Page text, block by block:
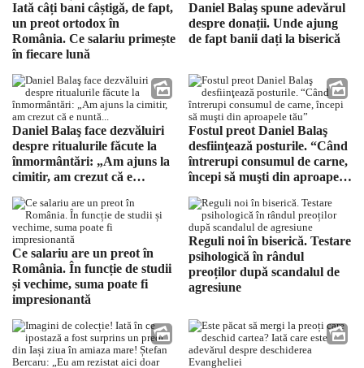
Iată câți bani câștigă, de fapt,
un preot ortodox în
România. Ce salariu primește
în fiecare lună
Daniel Balaş spune adevărul
despre donații. Unde ajung
de fapt banii dați la biserică
Daniel Balaş face dezvăluiri
despre ritualurile făcute la
înmormântări: „Am ajuns la
cimitir, am crezut că e
Fostul preot Daniel Balaş
desfiinţează posturile. “Când
întrerupi consumul de carne,
începi să muşti din aproapele
Ce salariu are un preot în
România. În funcție de studii
și vechime, suma poate fi
impresionantă
Reguli noi în biserică. Testare
psihologică în rândul
preoților după scandalul de
agresiune